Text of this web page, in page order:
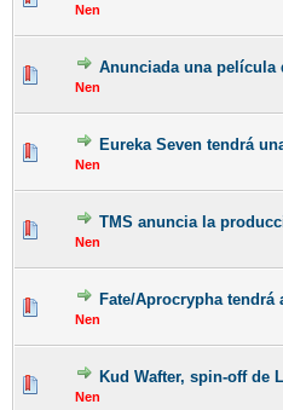
Nen
Anunciada una película
Nen
Eureka Seven tendrá
Nen
TMS anuncia la
Nen
Fate/Aprocrypha tendrá
Nen
Kud Wafter, spin-off de
Nen